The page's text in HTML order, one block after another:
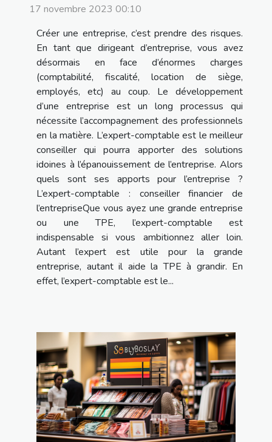
17 novembre 2023 00:10
Créer une entreprise, c’est prendre des risques.
En tant que dirigeant d’entreprise, vous avez
désormais en face d’énormes charges
(comptabilité, fiscalité, location de siège,
employés, etc) au coup. Le développement
d’une entreprise est un long processus qui
nécessite l’accompagnement des professionnels
en la matière. L’expert-comptable est le meilleur
conseiller qui pourra apporter des solutions
idoines à l’épanouissement de l’entreprise. Alors
quels sont ses apports pour l’entreprise ?
L’expert-comptable : conseiller financier de
l’entrepriseQue vous ayez une grande entreprise
ou une TPE, l’expert-comptable est
indispensable si vous ambitionnez aller loin.
Autant l’expert est utile pour la grande
entreprise, autant il aide la TPE à grandir. En
effet, l’expert-comptable est le...